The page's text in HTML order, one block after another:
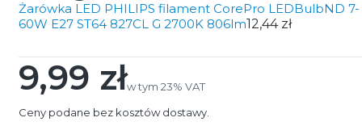
Żarówka LED PHILIPS filament CorePro LEDBulbND 7-
60W E27 ST64 827CL G 2700K 806lm12,44 zł
Cena
9,99 złw tym 23% VAT
w tym 23% VAT
Ceny podane bez kosztów dostawy.